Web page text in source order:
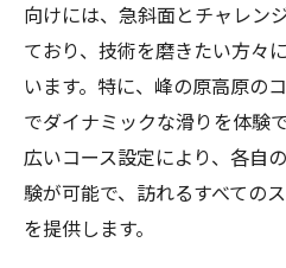
向けには、急斜面とチャレン
ており、技術を磨きたい方々
います。特に、峰の原高原の
でダイナミックな滑りを体験
広いコース設定により、各自
験が可能で、訪れるすべての
を提供します。